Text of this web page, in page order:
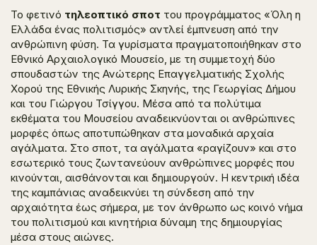
Το φετινό τηλεοπτικό σποτ του προγράμματος «Όλη η
Ελλάδα ένας πολιτισμός» αντλεί έμπνευση από την
ανθρώπινη φύση. Τα γυρίσματα πραγματοποιήθηκαν στο
Εθνικό Αρχαιολογικό Μουσείο, με τη συμμετοχή δύο
σπουδαστών της Ανώτερης Επαγγελματικής Σχολής
Χορού της Εθνικής Λυρικής Σκηνής, της Γεωργίας Δήμου
και του Γιώργου Τσίγγου. Μέσα από τα πολύτιμα
εκθέματα του Μουσείου αναδεικνύονται οι ανθρώπινες
μορφές όπως αποτυπώθηκαν στα μοναδικά αρχαία
αγάλματα. Στο σποτ, τα αγάλματα «ραγίζουν» και στο
εσωτερικό τους ζωντανεύουν ανθρώπινες μορφές που
κινούνται, αισθάνονται και δημιουργούν. Η κεντρική ιδέα
της καμπάνιας αναδεικνύει τη σύνδεση από την
αρχαιότητα έως σήμερα, με τον άνθρωπο ως κοινό νήμα
του πολιτισμού και κινητήρια δύναμη της δημιουργίας
μέσα στους αιώνες.